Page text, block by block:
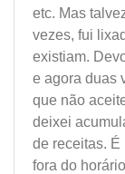
etc. Mas
vezes, fui
existiam.
e agora duas
que não
deixei
de receitas. É
fora do